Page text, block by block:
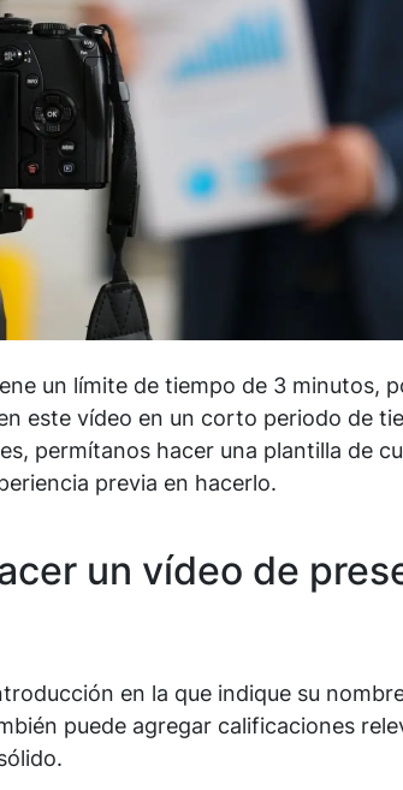
un límite de tiempo de 3 minutos,
este vídeo en un corto periodo de
permítanos hacer una plantilla de
previa en hacerlo.
un vídeo de
en la que indique su
puede agregar calificaciones